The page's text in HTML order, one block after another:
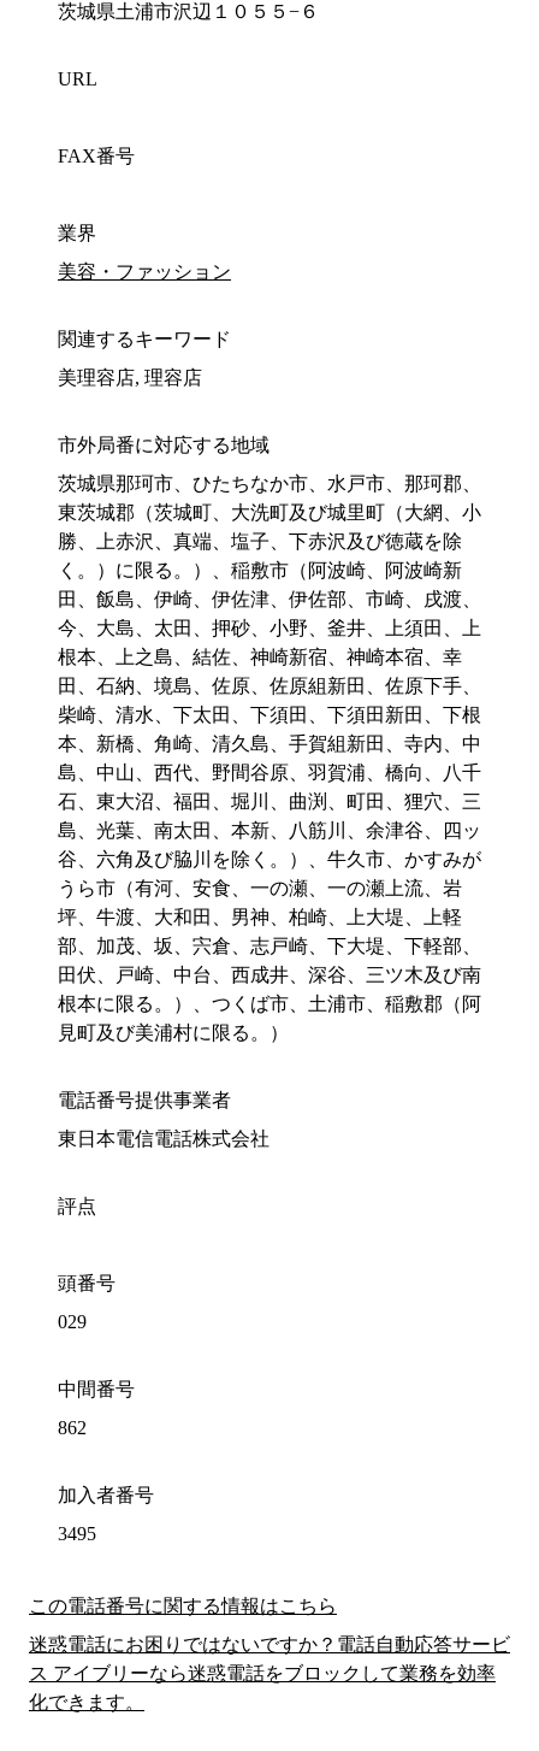
茨城県土浦市沢辺１０５５−６
URL
FAX番号
業界
美容・ファッション
関連するキーワード
美理容店, 理容店
市外局番に対応する地域
茨城県那珂市、ひたちなか市、水戸市、那珂郡、
東茨城郡（茨城町、大洗町及び城里町（大網、小
勝、上赤沢、真端、塩子、下赤沢及び徳蔵を除
く。）に限る。）、稲敷市（阿波崎、阿波崎新
田、飯島、伊崎、伊佐津、伊佐部、市崎、戌渡、
今、大島、太田、押砂、小野、釜井、上須田、上
根本、上之島、結佐、神崎新宿、神崎本宿、幸
田、石納、境島、佐原、佐原組新田、佐原下手、
柴崎、清水、下太田、下須田、下須田新田、下根
本、新橋、角崎、清久島、手賀組新田、寺内、中
島、中山、西代、野間谷原、羽賀浦、橋向、八千
石、東大沼、福田、堀川、曲渕、町田、狸穴、三
島、光葉、南太田、本新、八筋川、余津谷、四ッ
谷、六角及び脇川を除く。）、牛久市、かすみが
うら市（有河、安食、一の瀬、一の瀬上流、岩
坪、牛渡、大和田、男神、柏崎、上大堤、上軽
部、加茂、坂、宍倉、志戸崎、下大堤、下軽部、
田伏、戸崎、中台、西成井、深谷、三ツ木及び南
根本に限る。）、つくば市、土浦市、稲敷郡（阿
見町及び美浦村に限る。）
電話番号提供事業者
東日本電信電話株式会社
評点
頭番号
029
中間番号
862
加入者番号
3495
この電話番号に関する情報はこちら
迷惑電話にお困りではないですか？電話自動応答サービ
ス アイブリーなら迷惑電話をブロックして業務を効率
化できます。